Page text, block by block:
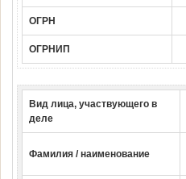
ОГРН
ОГРНИП
Вид лица, участвующего в
деле
Фамилия / наименование